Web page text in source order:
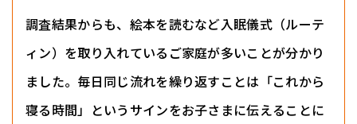
調査結果からも、絵本を読むなど入眠儀式（ルーテ
ィン）を取り入れているご家庭が多いことが分かり
ました。毎日同じ流れを繰り返すことは「これから
寝る時間」というサインをお子さまに伝えることに